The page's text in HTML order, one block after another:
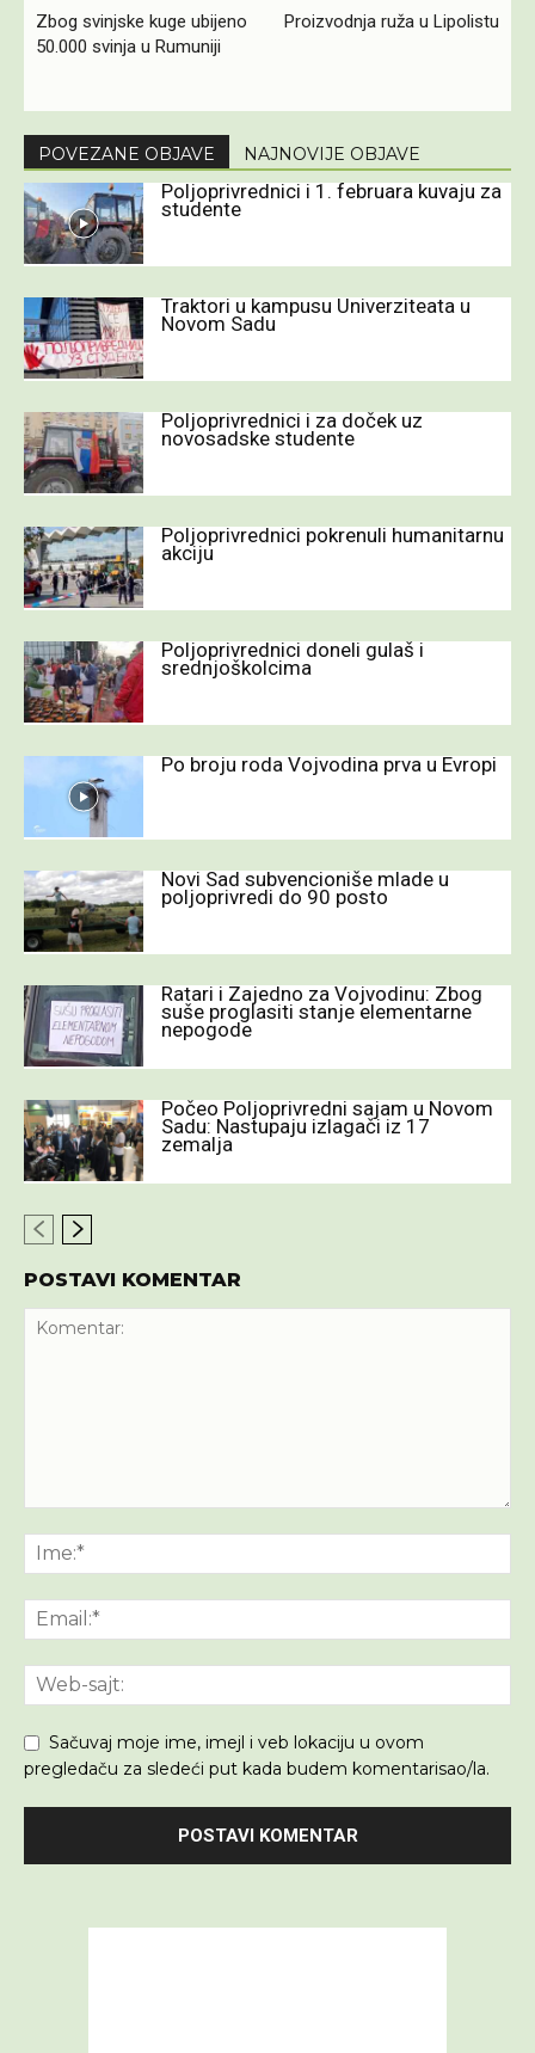
Zbog svinjske kuge ubijeno
50.000 svinja u Rumuniji
Proizvodnja ruža u Lipolistu
POVEZANE OBJAVE NAJNOVIJE OBJAVE
Poljoprivrednici i 1. februara kuvaju za
studente
Traktori u kampusu Univerziteata u
Novom Sadu
Poljoprivrednici i za doček uz
novosadske studente
Poljoprivrednici pokrenuli humanitarnu
akciju
Poljoprivrednici doneli gulaš i
srednjoškolcima
Po broju roda Vojvodina prva u Evropi
Novi Sad subvencioniše mlade u
poljoprivredi do 90 posto
Ratari i Zajedno za Vojvodinu: Zbog
suše proglasiti stanje elementarne
nepogode
Počeo Poljoprivredni sajam u Novom
Sadu: Nastupaju izlagači iz 17
zemalja
POSTAVI KOMENTAR
Sačuvaj moje ime, imejl i veb lokaciju u ovom
pregledaču za sledeći put kada budem komentarisao/la.